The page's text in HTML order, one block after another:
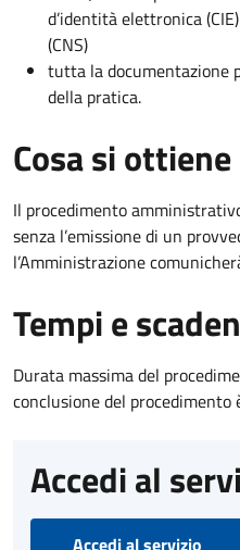
d’identità elettronica
(CNS)
tutta la documentazione
della pratica.
Cosa si ottiene
Il procedimento
senza l’emissione di un
l’Amministrazione
Tempi e
Durata massima del
conclusione del procedimento
Accedi al
Accedi al servizio